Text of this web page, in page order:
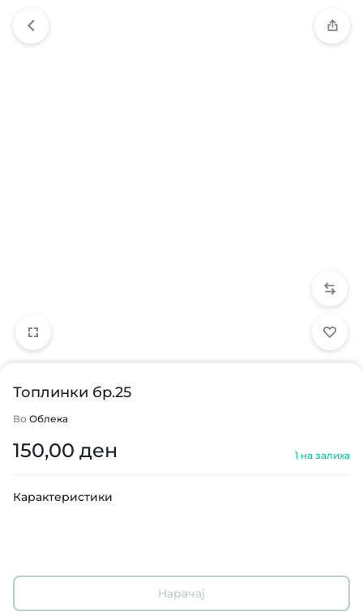
Топлинки бр.25
Во Облека
150,00 ден 1 на залиха
Карактеристики
Нарачај